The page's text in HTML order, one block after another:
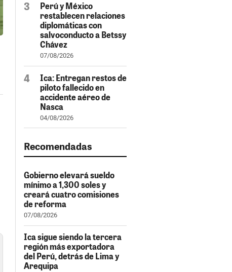
Perú y México
restablecen relaciones
diplomáticas con
salvoconducto a Betssy
Chávez
07/08/2026
Ica: Entregan restos de
piloto fallecido en
accidente aéreo de
Nasca
04/08/2026
Recomendadas
Gobierno elevará sueldo
mínimo a 1,300 soles y
creará cuatro comisiones
de reforma
07/08/2026
Ica sigue siendo la tercera
región más exportadora
del Perú, detrás de Lima y
Arequipa